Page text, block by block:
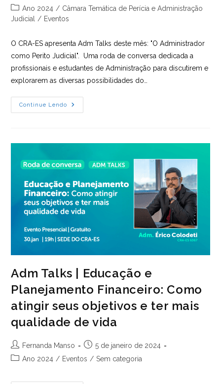
publicado:
Categoria
do
Ano 2024 / Câmara Temática de Perícia e Administração
Judicial / Eventos
O CRA-ES apresenta Adm Talks deste mês: "O Administrador
como Perito Judicial". Uma roda de conversa dedicada a
profissionais e estudantes de Administração para discutirem e
explorarem as diversas possibilidades do…
Continue Lendo
Adm
Talks:
Adm Talks | Educação e
Planejamento Financeiro: Como
atingir seus objetivos e ter mais
qualidade de vida
Autor
do
Fernanda Manso
Post
publicado:
5 de janeiro de 2024
Categoria
Ano 2024 / Eventos / Sem categoria